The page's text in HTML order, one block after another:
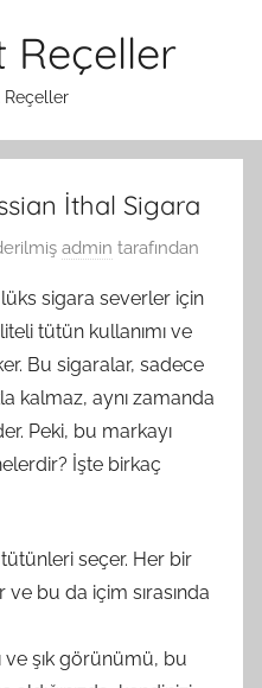
Reçeller
Reçeller
İthal Sigara
admin tarafından
lüks sigara severler için
tütün kullanımı ve
Bu sigaralar, sadece
kalmaz, aynı zamanda
Peki, bu markayı
İşte birkaç
seçer. Her bir
ve bu da içim sırasında
ve şık görünümü, bu